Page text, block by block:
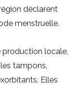
déclarent
menstruelle.
production locale,
tampons,
Elles